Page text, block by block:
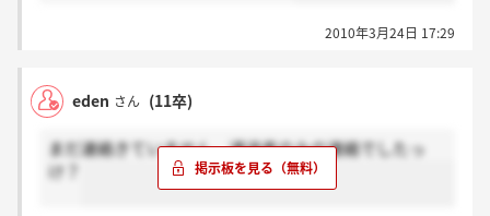
2010年3月24日 17:29
eden さん (11卒)
まだ連絡きていません。通過者のみの連絡でしたっ
け？